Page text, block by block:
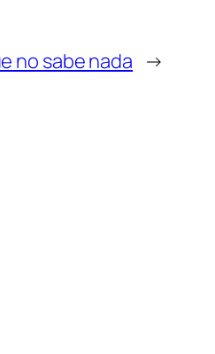
no sabe nada →